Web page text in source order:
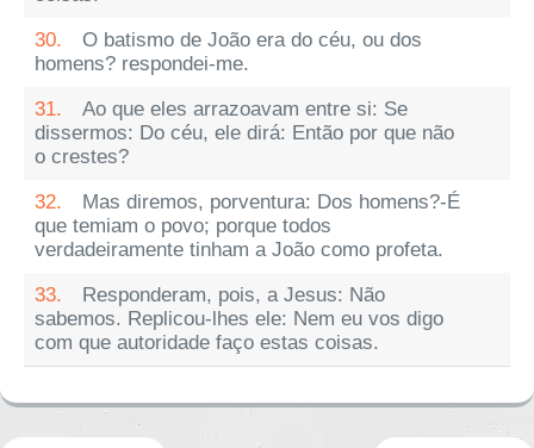
30.
O batismo de João era do céu, ou dos
homens? respondei-me.
31.
Ao que eles arrazoavam entre si: Se
dissermos: Do céu, ele dirá: Então por que não
o crestes?
32.
Mas diremos, porventura: Dos homens?-É
que temiam o povo; porque todos
verdadeiramente tinham a João como profeta.
33.
Responderam, pois, a Jesus: Não
sabemos. Replicou-lhes ele: Nem eu vos digo
com que autoridade faço estas coisas.